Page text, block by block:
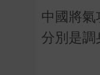
中國將
分別是調